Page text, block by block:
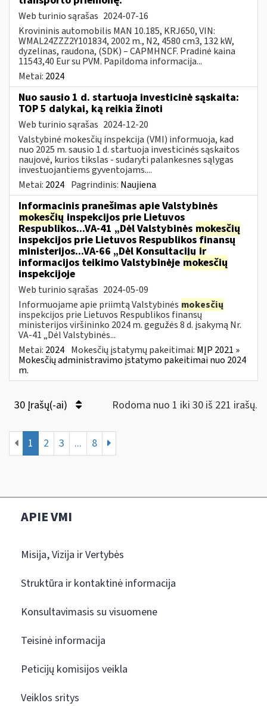
Web turinio sąrašas 2024-07-16
Krovininis automobilis MAN 10.185, KRJ650, VIN:
WMAL24ZZZ2Y101834, 2002 m., N2, 4580 cm3, 132 kW,
dyzelinas, raudona, (SDK) – CAPMHNCF. Pradinė kaina
11543,40 Eur su PVM. Papildoma informacija...
Metai: 2024
Nuo sausio 1 d. startuoja investicinė sąskaita:
TOP 5 dalykai, ką reikia žinoti
Web turinio sąrašas 2024-12-20
Valstybinė mokesčių inspekcija (VMI) informuoja, kad
nuo 2025 m. sausio 1 d. startuoja investicinės sąskaitos
naujovė, kurios tikslas - sudaryti palankesnes sąlygas
investuojantiems gyventojams....
Metai: 2024 Pagrindinis: Naujiena
Informacinis pranešimas apie Valstybinės
mokesčių inspekcijos prie Lietuvos
Respublikos...VA-41 „Dėl Valstybinės mokesčių
inspekcijos prie Lietuvos Respublikos finansų
ministerijos...VA-66 „Dėl Konsultacijų ir
informacijos teikimo Valstybinėje mokesčių
inspekcijoje
Web turinio sąrašas 2024-05-09
Informuojame apie priimtą Valstybinės mokesčių
inspekcijos prie Lietuvos Respublikos finansų
ministerijos viršininko 2024 m. gegužės 8 d. įsakymą Nr.
VA-41 „Dėl Valstybinės...
Metai: 2024 Mokesčių įstatymų pakeitimai: MĮP 2021 »
Mokesčių administravimo įstatymo pakeitimai nuo 2024
m.
30 Įrašų(-ai) Rodoma nuo 1 iki 30 iš 221 irašų.
1 2 3 ... 8
APIE VMI
Misija, Vizija ir Vertybės
Struktūra ir kontaktinė informacija
Konsultavimasis su visuomene
Teisinė informacija
Peticijų komisijos veikla
Veiklos sritys